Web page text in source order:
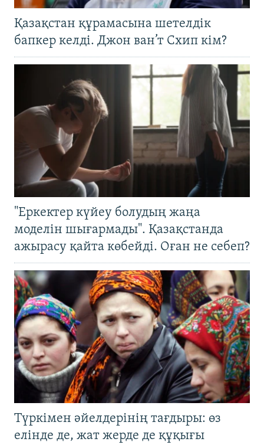
Қазақстан құрамасына шетелдік
бапкер келді. Джон ван’т Схип кім?
"Еркектер күйеу болудың жаңа
моделін шығармады". Қазақстанда
ажырасу қайта көбейді. Оған не себеп?
Түркімен әйелдерінің тағдыры: өз
елінде де, жат жерде де құқығы